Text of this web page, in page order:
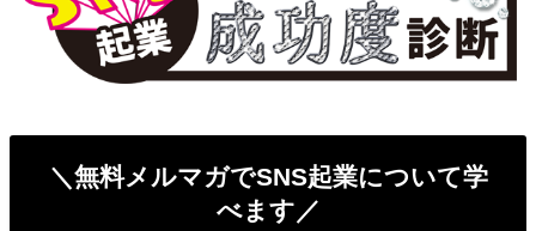
＼無料メルマガでSNS起業について学
べます／